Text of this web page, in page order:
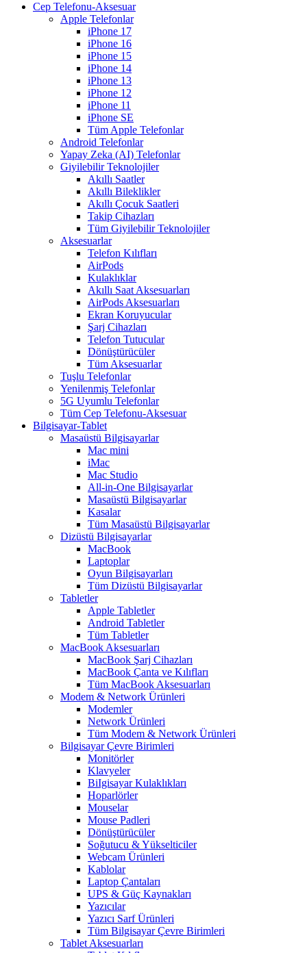
Cep Telefonu-Aksesuar
Apple Telefonlar
iPhone 17
iPhone 16
iPhone 15
iPhone 14
iPhone 13
iPhone 12
iPhone 11
iPhone SE
Tüm Apple Telefonlar
Android Telefonlar
Yapay Zeka (AI) Telefonlar
Giyilebilir Teknolojiler
Akıllı Saatler
Akıllı Bileklikler
Akıllı Çocuk Saatleri
Takip Cihazları
Tüm Giyilebilir Teknolojiler
Aksesuarlar
Telefon Kılıfları
AirPods
Kulaklıklar
Akıllı Saat Aksesuarları
AirPods Aksesuarları
Ekran Koruyucular
Şarj Cihazları
Telefon Tutucular
Dönüştürücüler
Tüm Aksesuarlar
Tuşlu Telefonlar
Yenilenmiş Telefonlar
5G Uyumlu Telefonlar
Tüm Cep Telefonu-Aksesuar
Bilgisayar-Tablet
Masaüstü Bilgisayarlar
Mac mini
iMac
Mac Studio
All-in-One Bilgisayarlar
Masaüstü Bilgisayarlar
Kasalar
Tüm Masaüstü Bilgisayarlar
Dizüstü Bilgisayarlar
MacBook
Laptoplar
Oyun Bilgisayarları
Tüm Dizüstü Bilgisayarlar
Tabletler
Apple Tabletler
Android Tabletler
Tüm Tabletler
MacBook Aksesuarları
MacBook Şarj Cihazları
MacBook Çanta ve Kılıfları
Tüm MacBook Aksesuarları
Modem & Network Ürünleri
Modemler
Network Ürünleri
Tüm Modem & Network Ürünleri
Bilgisayar Çevre Birimleri
Monitörler
Klavyeler
BiIgisayar Kulaklıkları
Hoparlörler
Mouselar
Mouse Padleri
Dönüştürücüler
Soğutucu & Yükselticiler
Webcam Ürünleri
Kablolar
Laptop Çantaları
UPS & Güç Kaynakları
Yazıcılar
Yazıcı Sarf Ürünleri
Tüm Bilgisayar Çevre Birimleri
Tablet Aksesuarları